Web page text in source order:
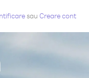
sau Creare cont